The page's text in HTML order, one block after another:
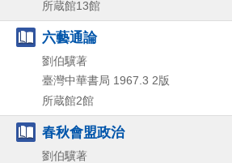
所蔵館13館
六藝通論
劉伯驥著
臺灣中華書局 1967.3 2版
所蔵館2館
春秋會盟政治
劉伯驥著